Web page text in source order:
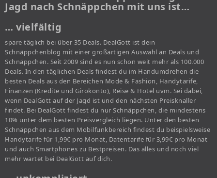
Jagd nach Schnäppchen mit uns ist…
… vielfältig
spare täglich bei über 35 Deals. DealGott ist dein
Schnäppchenblog mit einer großartigen Auswahl an Deals und
Schnäppchen. Seit 2009 sind es nun schon weit mehr als 100.000
Deals. In den täglichen Deals findest du im Handumdrehen die
besten Deals aus den Bereichen Mode & Fashion, Handytarife,
Finanzen (Kredite und Girokonto), Reise & Hotel uvm. Sei dabei,
wenn DealGott auf der Jagd ist und den nächsten Preisknaller
findet. Bei DealGott findest du nur Schnäppchen, die mindestens
10% unter dem besten Preisvergleich liegen. Unter den besten
Schnäppchen aus dem Mobilfunkbereich findest du beispielsweise
Handytarife für 1,99€ pro Monat, Datentarife für 3,99€ pro Monat
und auch Smartphones zu Bestpreisen. Das alles und noch viel
mehr wartet bei DealGott auf dich.